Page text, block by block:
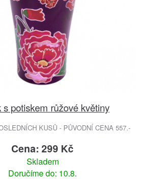
s potiskem růžové květiny
KUSŮ - PŮVODNÍ CENA 557.-
Cena: 299 Kč
Skladem
Doručíme do: 10.8.